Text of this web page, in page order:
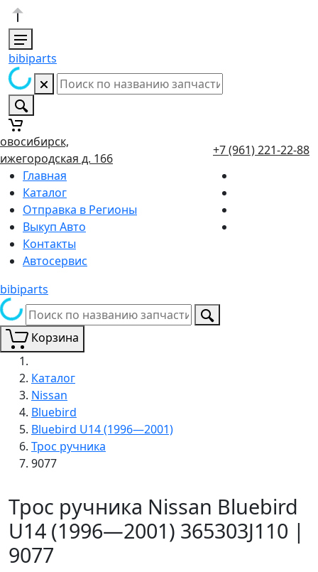
bibiparts
д. 166
+7 (961) 221-22-88
Главная
Каталог
Отправка в Регионы
Выкуп Авто
Контакты
Автосервис
bibiparts
Корзина
Каталог
Nissan
Bluebird
Bluebird U14 (1996—2001)
Трос ручника
9077
Трос ручника Nissan Bluebird
U14 (1996—2001) 365303J110 |
9077